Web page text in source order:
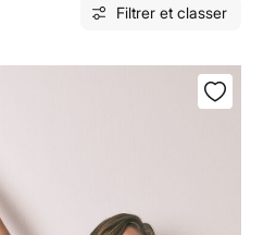
Filtrer et classer